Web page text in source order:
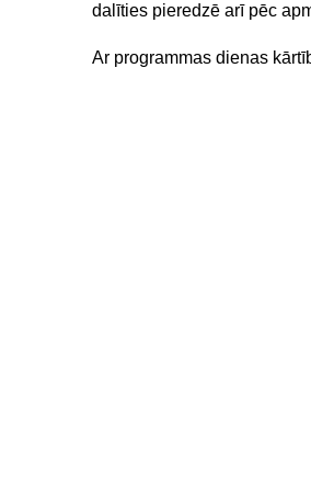
dalīties pieredzē arī pēc
Ar programmas dienas